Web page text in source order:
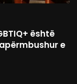
është
e